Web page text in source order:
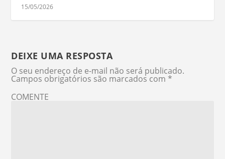
15/05/2026
DEIXE UMA RESPOSTA
O seu endereço de e-mail não será publicado.
Campos obrigatórios são marcados com *
COMENTE